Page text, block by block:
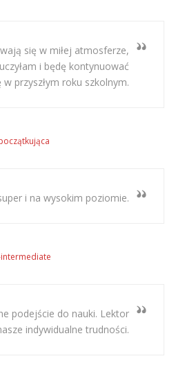
się w miłej atmosferze,
i będę kontynuować
w przyszłym roku szkolnym.
i na wysokim poziomie.
podejście do nauki. Lektor
indywidualne trudności.